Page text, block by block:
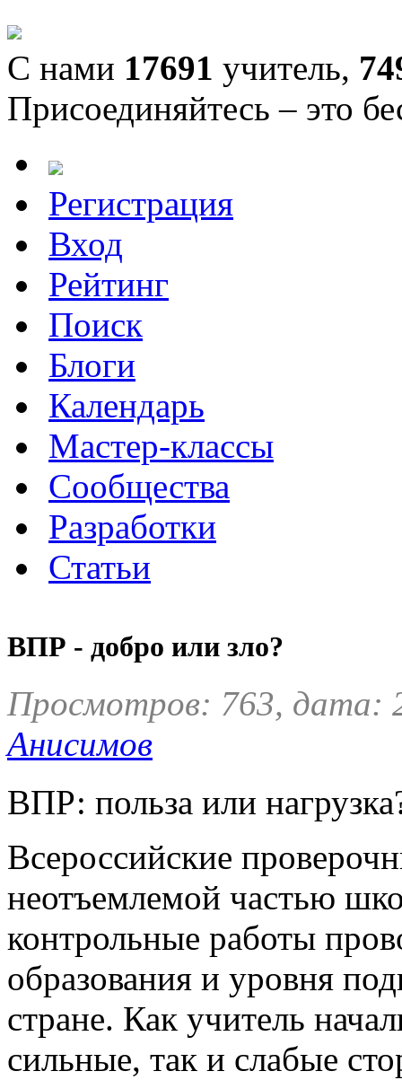
С нами 17691 учитель,
Присоединяйтесь – это
Регистрация
Вход
Рейтинг
Поиск
Блоги
Календарь
Мастер-классы
Сообщества
Разработки
Статьи
ВПР - добро или зло?
Просмотров: 763, дата:
Анисимов
ВПР: польза или
Всероссийские
неотъемлемой частью
контрольные работы
образования и уровня
стране. Как учитель
сильные, так и слабые